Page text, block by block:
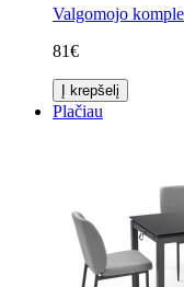
Valgomojo
81€
Į krepšelį
Plačiau